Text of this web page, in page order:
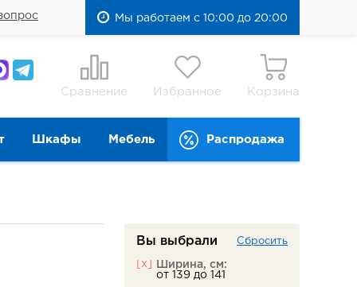
Мы работаем с 10:00 до 20:00
Сравнение Избранное Корзина
Шкафы Мебель Распродажа
Вы выбрали Сбросить
[x]
Ширина, см:
от 139 до 141